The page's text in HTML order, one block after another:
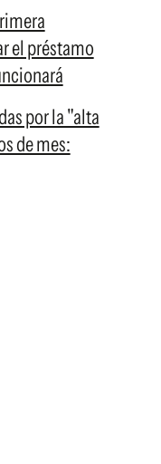
el préstamo
por la "alta
de mes: